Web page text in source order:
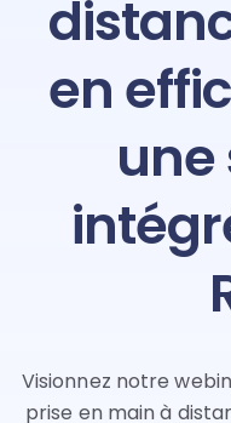
en
une
Visionnez notre
prise en main à